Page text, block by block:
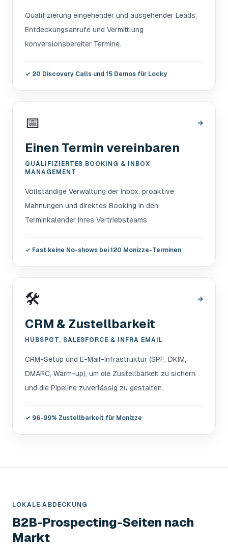
Qualifizierung eingehender und ausgehender Leads,
Entdeckungsanrufe und Vermittlung
konversionsbereiter Termine.
✓ 20 Discovery Calls und 15 Demos für Locky
📅 →
Einen Termin vereinbaren
QUALIFIZIERTES BOOKING & INBOX
MANAGEMENT
Vollständige Verwaltung der Inbox, proaktive
Mahnungen und direktes Booking in den
Terminkalender Ihres Vertriebsteams.
✓ Fast keine No-shows bei 120 Monizze-Terminen
🛠️ →
CRM & Zustellbarkeit
HUBSPOT, SALESFORCE & INFRA EMAIL
CRM-Setup und E-Mail-Infrastruktur (SPF, DKIM,
DMARC, Warm-up), um die Zustellbarkeit zu sichern
und die Pipeline zuverlässig zu gestalten.
✓ 96-99% Zustellbarkeit für Monizze
LOKALE ABDECKUNG
B2B-Prospecting-Seiten nach
Markt